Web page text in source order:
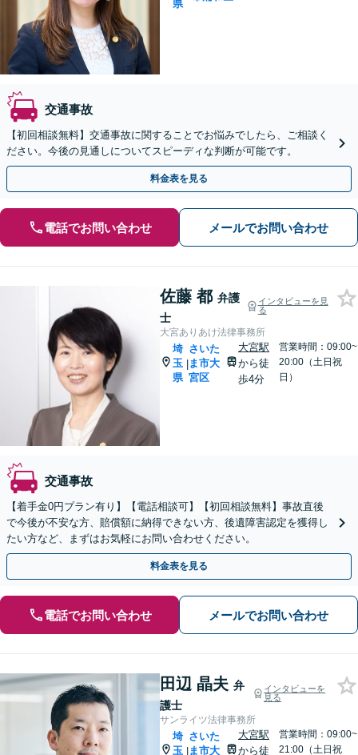
県
交通事故
【初回相談無料】交通事故に関することでお悩みでしたら、ご相談く
ださい。今後の見通しについてスピーディな判断が可能です。
料金表を見る
電話でお問い合わせ メールでお問い合わせ
佐藤 都 弁護
士
インタビューを見
る
大宮ありあけ法律事務所
埼
玉
県
|
さいた
ま市大
宮区
大宮駅
から徒
歩4分
営業時間：09:00~
20:00（土日祝
日）
交通事故
【着手金0円プラン有り】【電話相談可】【初回相談無料】事故直後
で今後が不安な方、賠償額に納得できない方、後遺障害認定を獲得し
たい方など、まずはお気軽にお問い合わせください。
料金表を見る
電話でお問い合わせ メールでお問い合わせ
田辺 晶夫 弁
護士
インタビューを
見る
サンライツ法律事務所
埼
玉 |
さいた
ま市大
大宮駅
から徒
営業時間：09:00~
21:00（土日祝